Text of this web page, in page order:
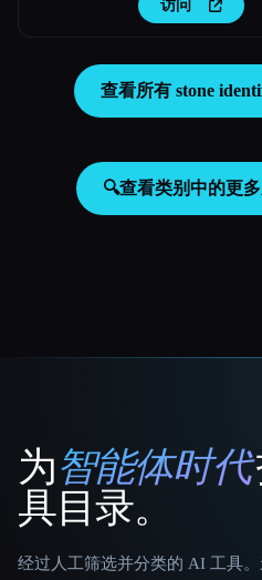
访问
查看所有 stone
🔍查看类别中的更多
That AI Collection
为智能体时代
具目录。
经过人工筛选并分类的 AI 工具